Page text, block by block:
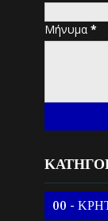
Μήνυμα*
00 -